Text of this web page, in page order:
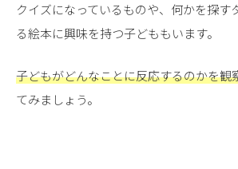
クイズになっているものや、何かを探す
る絵本に興味を持つ子どももいます。
子どもがどんなことに反応するのかを観
てみましょう。